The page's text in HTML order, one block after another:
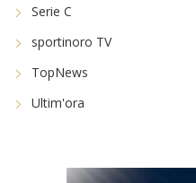
Serie C
sportinoro TV
TopNews
Ultim'ora